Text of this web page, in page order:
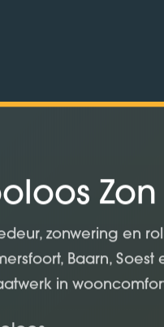
Zon
zonwering en
Baarn, Soest
in